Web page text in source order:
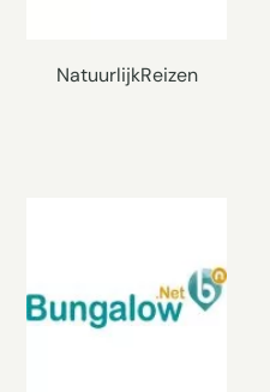
NatuurlijkReizen